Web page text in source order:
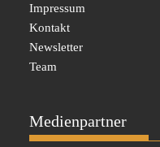
Impressum
Kontakt
Newsletter
Team
Medienpartner